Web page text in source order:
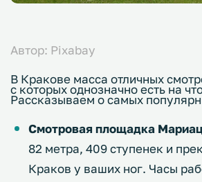
Автор: Pixabay
В Кракове масса отличных
с которых однозначно есть на
Рассказываем о самых
Смотровая площадка
82 метра, 409 ступенек и
Краков у ваших ног. Часы